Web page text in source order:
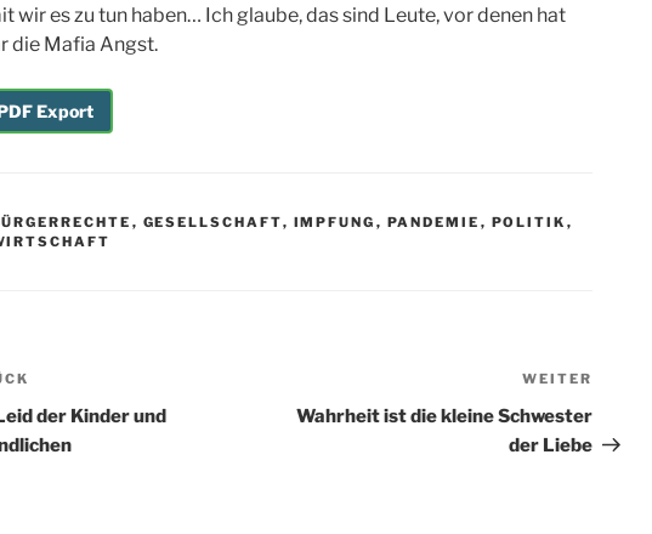
wir es zu tun haben… Ich glaube, das sind Leute, vor denen hat
die Mafia Angst.
Export
, GESELLSCHAFT, IMPFUNG , PANDEMIE , POLITIK ,
der Kinder und
Beitrag
WEITER
Wahrheit ist die kleine Schwester
der Liebe